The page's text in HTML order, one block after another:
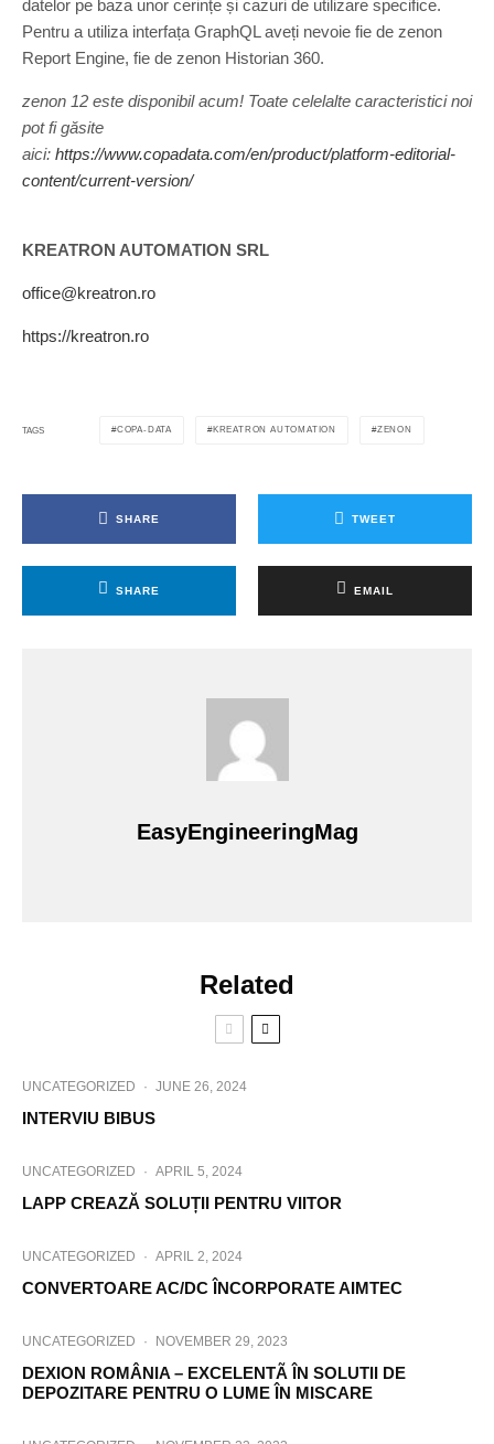
datelor pe baza unor cerințe și cazuri de utilizare specifice.
Pentru a utiliza interfața GraphQL aveți nevoie fie de zenon
Report Engine, fie de zenon Historian 360.
zenon 12 este disponibil acum! Toate celelalte caracteristici noi
pot fi găsite
aici: https://www.copadata.com/en/product/platform-editorial-
content/current-version/
KREATRON AUTOMATION SRL
office@kreatron.ro
https://kreatron.ro
TAGS COPA-DATA KREATRON AUTOMATION ZENON
SHARE TWEET
SHARE EMAIL
EasyEngineeringMag
Related
UNCATEGORIZED · JUNE 26, 2024
INTERVIU BIBUS
UNCATEGORIZED · APRIL 5, 2024
LAPP CREAZĂ SOLUȚII PENTRU VIITOR
UNCATEGORIZED · APRIL 2, 2024
CONVERTOARE AC/DC ÎNCORPORATE AIMTEC
UNCATEGORIZED · NOVEMBER 29, 2023
DEXION ROMÂNIA – EXCELENTÃ ÎN SOLUTII DE
DEPOZITARE PENTRU O LUME ÎN MISCARE